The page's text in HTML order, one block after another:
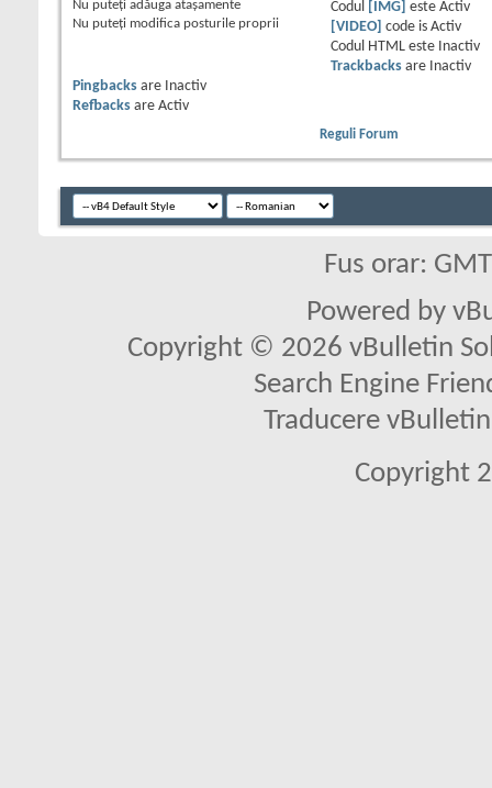
Nu puteţi adăuga ataşamente
Nu puteţi modifica posturile proprii
Codul [IMG] este Activ
[VIDEO] code is Activ
Codul HTML este
Inactiv
Trackbacksare
Inactiv
Pingbacks are
Inactiv
Refbacks are Activ
Reguli Forum
Fus orar:
Powered by
Copyright © 2026 vBulletin
Search Engine
Traducere
Copyright